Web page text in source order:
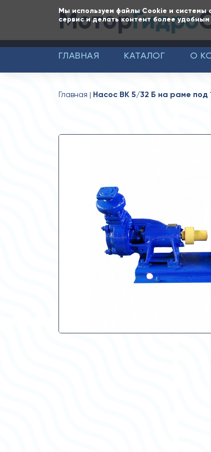
Мы используем файлы Cookie и системы
сервис и делать контент более
МоторГидро
ГЛАВНАЯ КАТАЛОГ О
Главная Насос ВК 5/32 Б на раме под